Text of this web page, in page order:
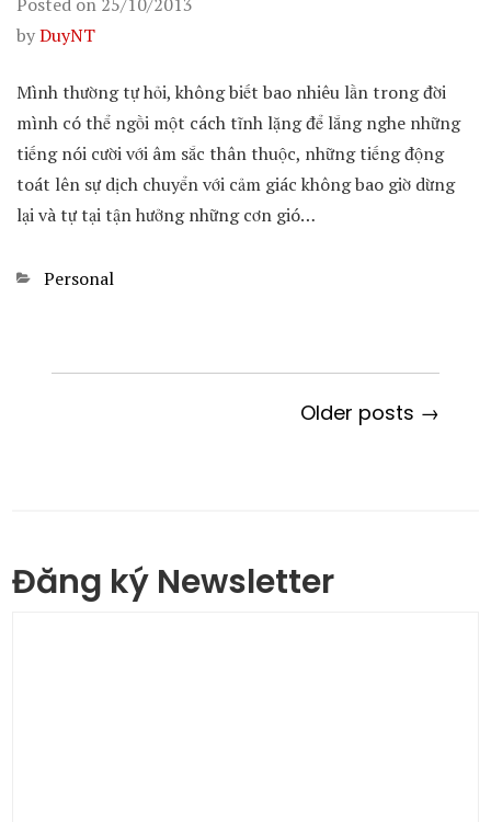
Posted on 25/10/2013
byDuyNT
Mình thường tự hỏi, không biết bao nhiêu lần trong đời
mình có thể ngồi một cách tĩnh lặng để lắng nghe những
tiếng nói cười với âm sắc thân thuộc, những tiếng động
toát lên sự dịch chuyển với cảm giác không bao giờ dừng
lại và tự tại tận hưởng những cơn gió…
Categories
Personal
Older posts →
Đăng ký Newsletter